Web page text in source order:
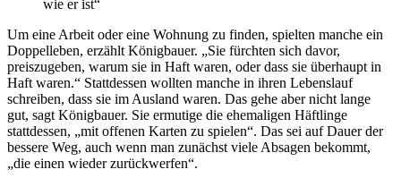
wie er ist“
Um eine Arbeit oder eine Wohnung zu finden, spielten manche ein
Doppelleben, erzählt Königbauer. „Sie fürchten sich davor,
preiszugeben, warum sie in Haft waren, oder dass sie überhaupt in
Haft waren.“ Stattdessen wollten manche in ihren Lebenslauf
schreiben, dass sie im Ausland waren. Das gehe aber nicht lange
gut, sagt Königbauer. Sie ermutige die ehemaligen Häftlinge
stattdessen, „mit offenen Karten zu spielen“. Das sei auf Dauer der
bessere Weg, auch wenn man zunächst viele Absagen bekommt,
„die einen wieder zurückwerfen“.